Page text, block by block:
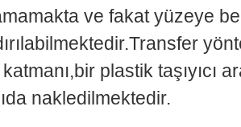
ve fakat yüzeye
plastik taşıyıcı
nakledilmektedir.